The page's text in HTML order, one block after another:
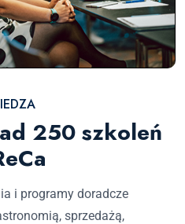
250 szkoleń
i programy doradcze
sprzedażą,